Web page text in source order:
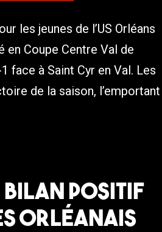
les jeunes de l’US Orléans
en Coupe Centre Val de
face à Saint Cyr en Val. Les
de la saison, l’emportant
bilan positif
orléanais